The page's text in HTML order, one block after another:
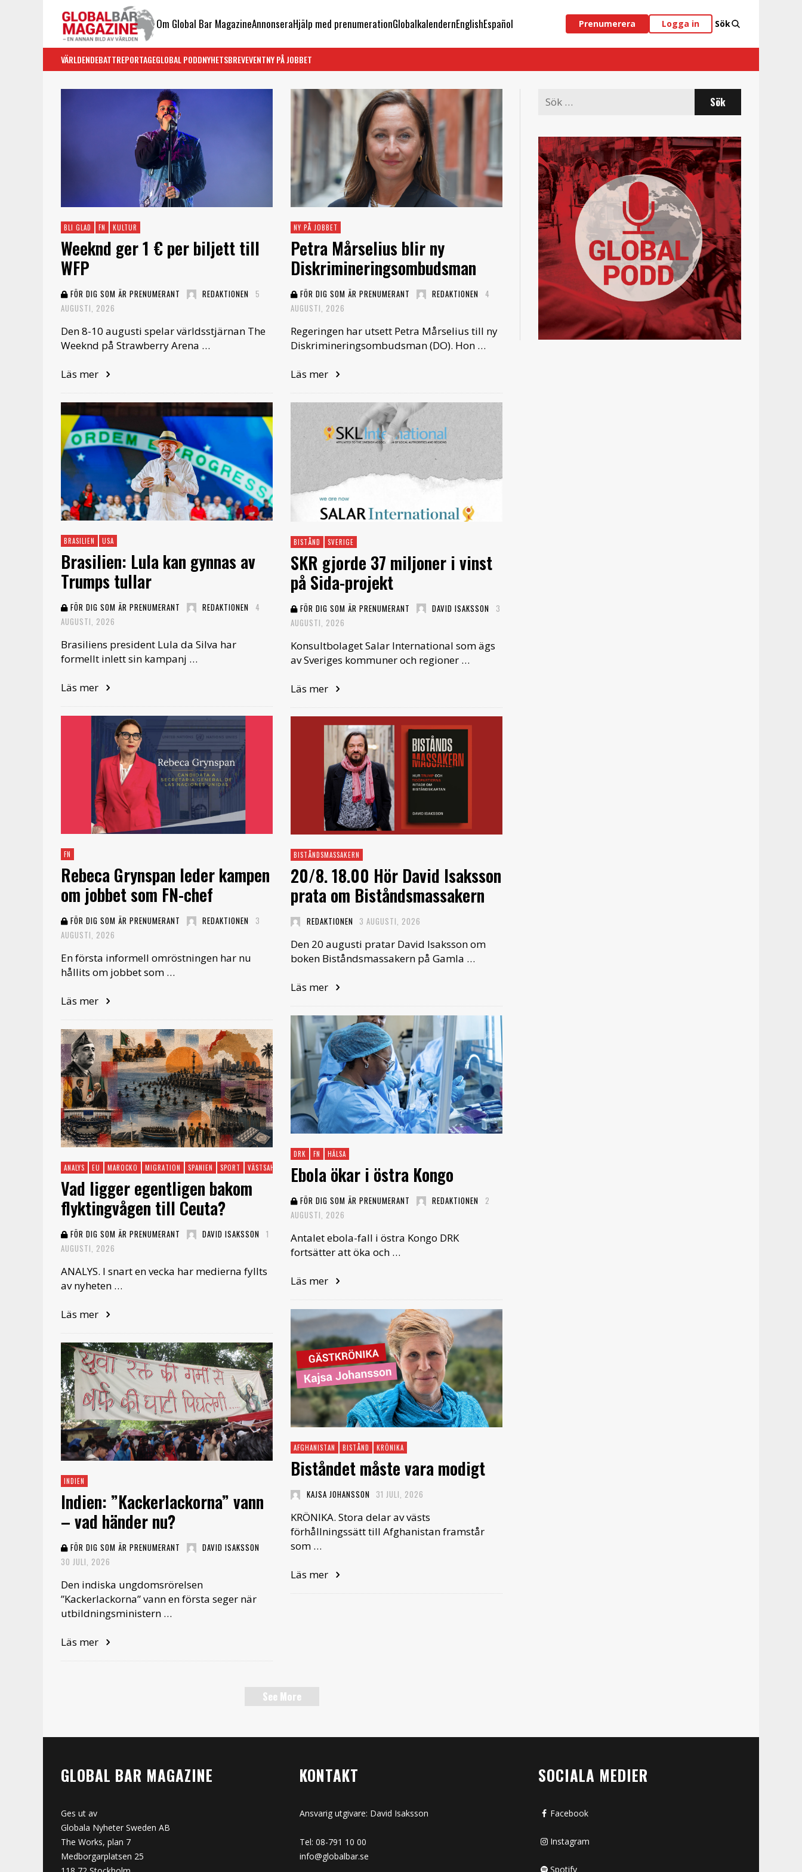
Om Global Bar MagazineAnnonseraHjälp med prenumerationGlobalkalendernEnglishEspañol Prenumerera Logga in Sök
VÄRLDENDEBATTREPORTAGEGLOBAL PODDNYHETSBREVEVENTNY PÅ JOBBET
BLI GLAD FN KULTUR
Weeknd ger 1 € per biljett till
WFP
FÖR DIG SOM ÄR PRENUMERANT REDAKTIONEN
5
AUGUSTI, 2026
Den 8-10 augusti spelar världsstjärnan The
Weeknd på Strawberry Arena …
Läs mer
NY PÅ JOBBET
Petra Mårselius blir ny
Diskrimineringsombudsman
FÖR DIG SOM ÄR PRENUMERANT REDAKTIONEN
4
AUGUSTI, 2026
Regeringen har utsett Petra Mårselius till ny
Diskrimineringsombudsman (DO). Hon …
Läs mer
BRASILIEN USA
Brasilien: Lula kan gynnas av
Trumps tullar
FÖR DIG SOM ÄR PRENUMERANT REDAKTIONEN
4
AUGUSTI, 2026
Brasiliens president Lula da Silva har
formellt inlett sin kampanj …
Läs mer
BISTÅND SVERIGE
SKR gjorde 37 miljoner i vinst
på Sida-projekt
FÖR DIG SOM ÄR PRENUMERANT DAVID ISAKSSON
3
AUGUSTI, 2026
Konsultbolaget Salar International som ägs
av Sveriges kommuner och regioner …
Läs mer
FN
Rebeca Grynspan leder kampen
om jobbet som FN-chef
FÖR DIG SOM ÄR PRENUMERANT REDAKTIONEN
3
AUGUSTI, 2026
En första informell omröstningen har nu
hållits om jobbet som …
Läs mer
BISTÅNDSMASSAKERN
20/8. 18.00 Hör David Isaksson
prata om Biståndsmassakern
REDAKTIONEN 3 AUGUSTI, 2026
Den 20 augusti pratar David Isaksson om
boken Biståndsmassakern på Gamla …
Läs mer
DRK FN HÄLSA
Ebola ökar i östra Kongo
FÖR DIG SOM ÄR PRENUMERANT REDAKTIONEN
2
AUGUSTI, 2026
Antalet ebola-fall i östra Kongo DRK
fortsätter att öka och …
Läs mer
ANALYS EU MAROCKO MIGRATION SPANIEN SPORT VÄSTSAHARA
Vad ligger egentligen bakom
flyktingvågen till Ceuta?
FÖR DIG SOM ÄR PRENUMERANT DAVID ISAKSSON 1
AUGUSTI, 2026
ANALYS. I snart en vecka har medierna fyllts
av nyheten …
Läs mer
AFGHANISTAN BISTÅND KRÖNIKA
Biståndet måste vara modigt
KAJSA JOHANSSON 31 JULI, 2026
KRÖNIKA. Stora delar av västs
förhållningssätt till Afghanistan framstår
som …
Läs mer
INDIEN
Indien: ”Kackerlackorna” vann
– vad händer nu?
FÖR DIG SOM ÄR PRENUMERANT
DAVID ISAKSSON
30 JULI, 2026
Den indiska ungdomsrörelsen
”Kackerlackorna” vann en första seger när
utbildningsministern …
Läs mer
See More
Search
for:
GLOBAL BAR MAGAZINE
Ges ut av
Globala Nyheter Sweden AB
The Works, plan 7
Medborgarplatsen 25
KONTAKT
Ansvarig utgivare: David Isaksson
Tel: 08-791 10 00
info@globalbar.se
SOCIALA MEDIER
Facebook
Instagram
Spotify